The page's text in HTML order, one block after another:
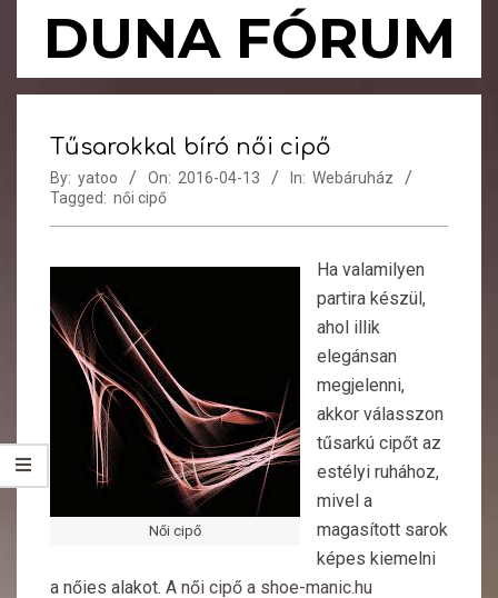
DUNA FÓRUM
Primary
MenuTűsarokkal bíró női cipő
By: yatoo On: 2016-04-13 In: Webáruház
Tagged: női cipő
Női cipő
Ha valamilyen
partira készül,
ahol illik
elegánsan
megjelenni,
akkor válasszon
tűsarkú cipőt az
estélyi ruhához,
mivel a
magasított sarok
képes kiemelni
a nőies alakot. A női cipő a shoe-manic.hu